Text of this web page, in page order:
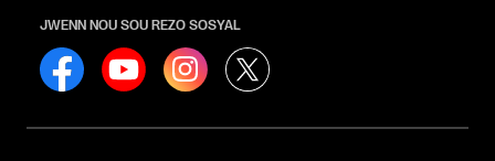
JWENN NOU SOU REZO SOSYAL